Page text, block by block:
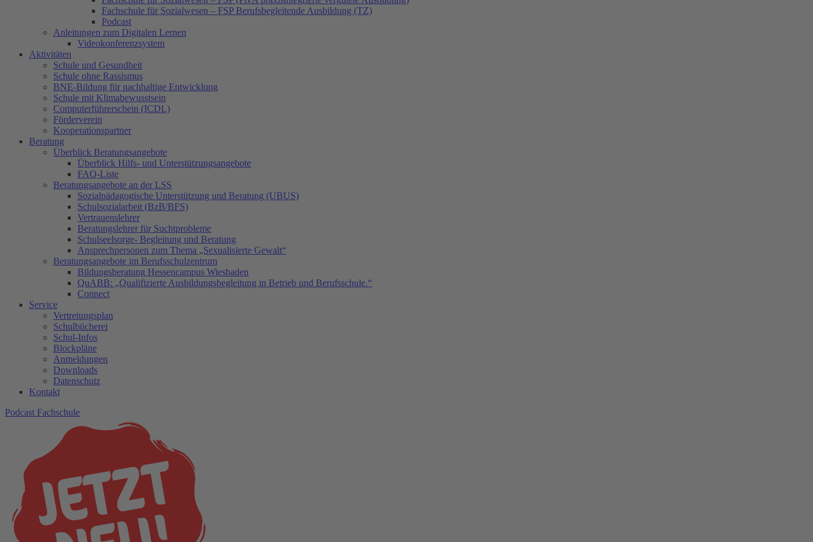
Fachschule für Sozialwesen – FSP Berufsbegleitende Ausbildung (TZ)
Podcast
Anleitungen zum Digitalen Lernen
Videokonferenzsystem
Aktivitäten
Schule und Gesundheit
Schule ohne Rassismus
BNE-Bildung für nachhaltige Entwicklung
Schule mit Klimabewusstsein
Computerführerschein (ICDL)
Förderverein
Kooperationspartner
Beratung
Überblick Beratungsangebote
Überblick Hilfs- und Unterstützungsangebote
FAQ-Liste
Beratungsangebote an der LSS
Sozialpädagogische Unterstützung und Beratung (UBUS)
Schulsozialarbeit (BzB/BFS)
Vertrauenslehrer
Beratungslehrer für Suchtprobleme
Schulseelsorge- Begleitung und Beratung
Ansprechpersonen zum Thema „Sexualisierte Gewalt“
Beratungsangebote im Berufsschulzentrum
Bildungsberatung Hessencampus Wiesbaden
QuABB: „Qualifizierte Ausbildungsbegleitung in Betrieb und Berufsschule.“
Connect
Service
Vertretungsplan
Schulbücherei
Schul-Infos
Blockpläne
Anmeldungen
Downloads
Datenschutz
Kontakt
Podcast Fachschule